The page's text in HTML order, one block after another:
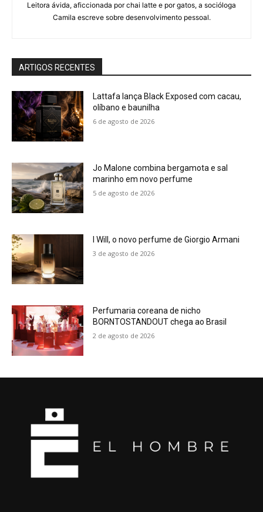
Leitora ávida, aficcionada por chai latte e por gatos, a socióloga
Camila escreve sobre desenvolvimento pessoal.
ARTIGOS RECENTES
Lattafa lança Black Exposed com cacau,
olíbano e baunilha
6 de agosto de 2026
Jo Malone combina bergamota e sal
marinho em novo perfume
5 de agosto de 2026
I Will, o novo perfume de Giorgio Armani
3 de agosto de 2026
Perfumaria coreana de nicho
BORNTOSTANDOUT chega ao Brasil
2 de agosto de 2026